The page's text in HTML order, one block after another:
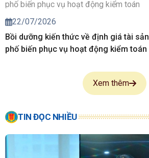
22/07/2026
Bồi dưỡng kiến thức về định giá tài
phố biến phục vụ hoạt động kiểm toán
Xem thêm
TIN ĐỌC NHIỀU